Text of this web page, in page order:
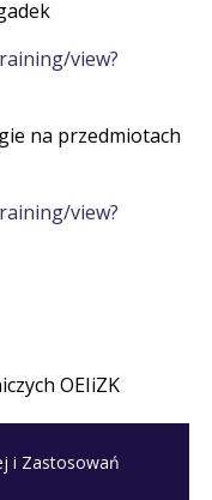
view?
na przedmiotach
view?
OEIiZK
i Zastosowań